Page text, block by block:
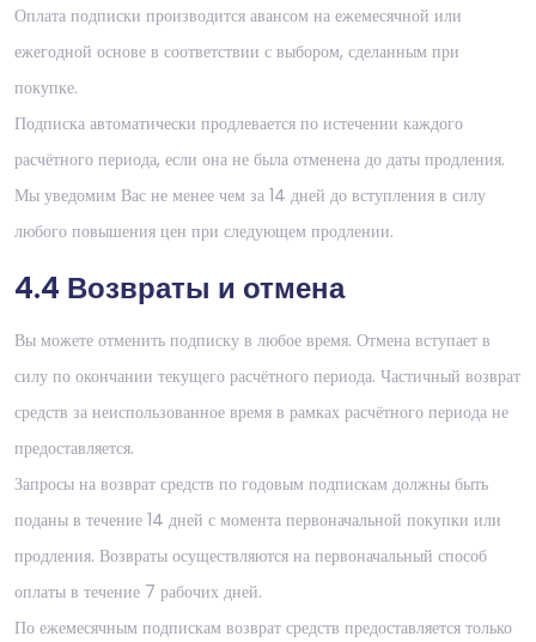
Оплата подписки производится авансом на ежемесячной или
ежегодной основе в соответствии с выбором, сделанным при
покупке.
Подписка автоматически продлевается по истечении каждого
расчётного периода, если она не была отменена до даты продления.
Мы уведомим Вас не менее чем за 14 дней до вступления в силу
любого повышения цен при следующем продлении.
4.4 Возвраты и отмена
Вы можете отменить подписку в любое время. Отмена вступает в
силу по окончании текущего расчётного периода. Частичный возврат
средств за неиспользованное время в рамках расчётного периода не
предоставляется.
Запросы на возврат средств по годовым подпискам должны быть
поданы в течение 14 дней с момента первоначальной покупки или
продления. Возвраты осуществляются на первоначальный способ
оплаты в течение 7 рабочих дней.
По ежемесячным подпискам возврат средств предоставляется только